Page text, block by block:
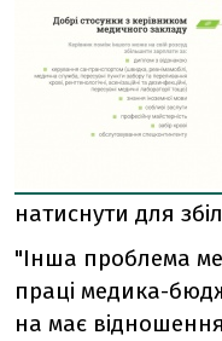
натиснути для
"Інша проблема
праці медика-
на має